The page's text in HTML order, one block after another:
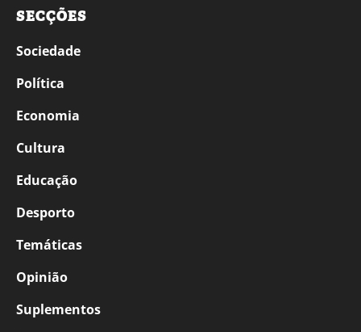
SECÇÕES
Sociedade
Política
Economia
Cultura
Educação
Desporto
Temáticas
Opinião
Suplementos